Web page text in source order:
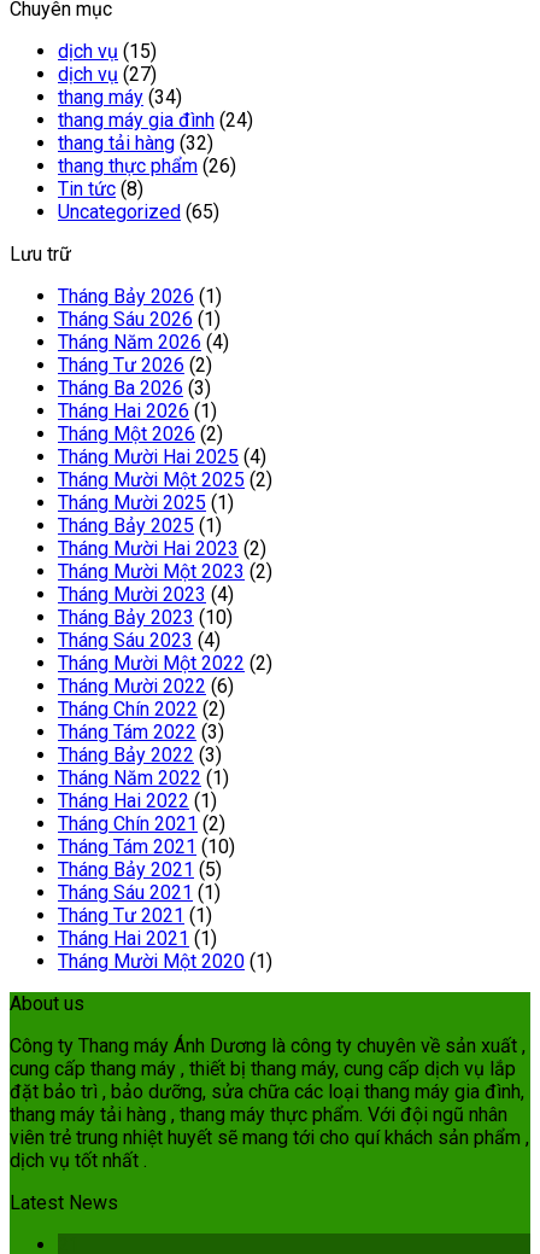
Chuyên mục
dịch vụ (15)
dịch vụ (27)
thang máy (34)
thang máy gia đình (24)
thang tải hàng (32)
thang thực phẩm (26)
Tin tức (8)
Uncategorized (65)
Lưu trữ
Tháng Bảy 2026 (1)
Tháng Sáu 2026 (1)
Tháng Năm 2026 (4)
Tháng Tư 2026 (2)
Tháng Ba 2026 (3)
Tháng Hai 2026 (1)
Tháng Một 2026 (2)
Tháng Mười Hai 2025 (4)
Tháng Mười Một 2025 (2)
Tháng Mười 2025 (1)
Tháng Bảy 2025 (1)
Tháng Mười Hai 2023 (2)
Tháng Mười Một 2023 (2)
Tháng Mười 2023 (4)
Tháng Bảy 2023 (10)
Tháng Sáu 2023 (4)
Tháng Mười Một 2022 (2)
Tháng Mười 2022 (6)
Tháng Chín 2022 (2)
Tháng Tám 2022 (3)
Tháng Bảy 2022 (3)
Tháng Năm 2022 (1)
Tháng Hai 2022 (1)
Tháng Chín 2021 (2)
Tháng Tám 2021 (10)
Tháng Bảy 2021 (5)
Tháng Sáu 2021 (1)
Tháng Tư 2021 (1)
Tháng Hai 2021 (1)
Tháng Mười Một 2020 (1)
About us
Công ty Thang máy Ánh Dương là công ty chuyên về sản xuất ,
cung cấp thang máy , thiết bị thang máy, cung cấp dịch vụ lắp
đặt bảo trì , bảo dưỡng, sửa chữa các loại thang máy gia đình,
thang máy tải hàng , thang máy thực phẩm. Với đội ngũ nhân
viên trẻ trung nhiệt huyết sẽ mang tới cho quí khách sản phẩm ,
dịch vụ tốt nhất .
Latest News